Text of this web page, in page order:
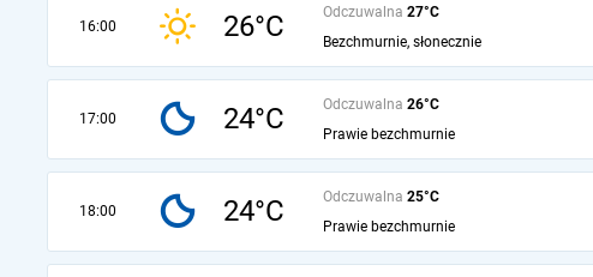
16:00 26°C Odczuwalna 27°C
Bezchmurnie, słonecznie
17:00 24°C Odczuwalna 26°C
Prawie bezchmurnie
18:00 24°C Odczuwalna 25°C
Prawie bezchmurnie